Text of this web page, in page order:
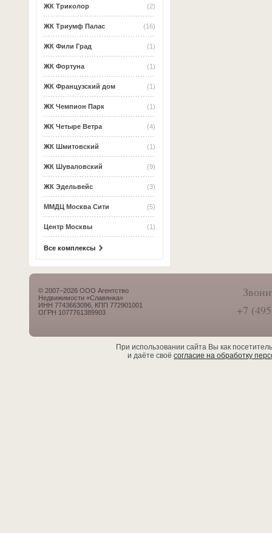
(2)
ЖК Триколор
(16)
ЖК Триумф Палас
(1)
ЖК Фили Град
(1)
ЖК Фортуна
(1)
ЖК Французский дом
(1)
ЖК Чемпион Парк
(4)
ЖК Четыре Ветра
(1)
ЖК Шмитовский
(9)
ЖК Шуваловский
(3)
ЖК Эдельвейс
(5)
ММДЦ Москва Сити
(1)
Центр Москвы
Все комплексы
© 2007–2026 ООО Агентство
Недвижимости «Славянка»
ИНН 7743663096, КПП 772901001
ОГРН 1077761389903
+7
При использовании сайта Вы как
и даёте своё согласие на обработку